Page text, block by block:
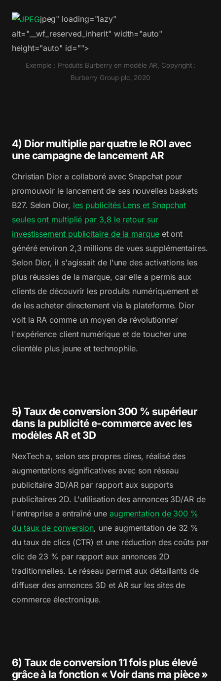
jpeg" loading="lazy"
alt="__wf_reserved_inherit" width="auto"
height="auto" id="">
Exemple : Produits Burberry en modèle AR, Copyright :
Burberry Group plc, 2020
4) Dior multiplie par quatre le ROI avec
une campagne de lancement AR
Christian Dior a collaboré avec Snapchat pour
promouvoir le lancement de ses nouvelles baskets
B27. Selon Dior, les publicités Lens et Snapchat
seules ont multiplié par 3,8 le retour sur
investissement publicitaire de la marqueet ont
généré environ 2,3 millions de vues supplémentaires.
Selon Dior, il s'agissait de l'une des activations les
plus réussies de la marque, car elle a permis aux
clients de découvrir les produits numériquement et
de les acheter directement via la plateforme. Dior
voit la RA comme un moyen de révolutionner
l'expérience client numérique et de toucher une
clientèle plus jeune et technophile.
5) Taux de conversion 300 % supérieur
dans la publicité e-commerce avec les
modèles AR et 3D
NexTech a, selon ses propres dires, réalisé des
augmentations significatives avec son réseau
publicitaire 3D/AR par rapport aux supports
publicitaires 2D. L'utilisation des annonces 3D/AR de
l'entreprise a entraîné une augmentation de 300 %
du taux de conversion, une augmentation de 32 %
du taux de clics (CTR) et une réduction des coûts par
clic de 23 % par rapport aux annonces 2D
traditionnelles. Le réseau permet aux détaillants de
diffuser des annonces 3D et AR sur les sites de
commerce électronique.
6) Taux de conversion 11 fois plus élevé
grâce à la fonction « Voir dans ma pièce »